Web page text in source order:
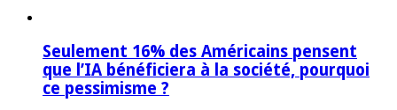
Seulement 16% des Américains pensent
que l’IA bénéficiera à la société, pourquoi
ce pessimisme ?